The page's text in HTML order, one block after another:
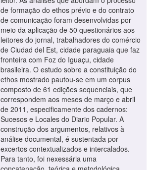
de formação do ethos prévio e do contrato
de comunicação foram desenvolvidas por
meio da aplicação de 50 questionários aos
leitores do jornal, trabalhadores do comércio
de Ciudad del Est, cidade paraguaia que faz
fronteira com Foz do Iguaçu, cidade
brasileira. O estudo sobre a constituição do
ethos mostrado pautou-se em um corpus
composto de 61 edições sequenciais, que
correspondem aos meses de março e abril
de 2011, especificamente dos cadernos:
Sucesos e Locales do Diario Popular. A
construção dos argumentos, relativos à
análise documental, é sustentada por
excertos contextualizados e intercalados.
Para tanto, foi nexessária uma